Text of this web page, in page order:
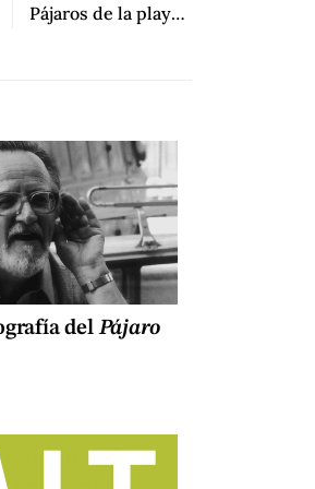
Pájaros de la playa: sobre Sarduy, las formas rotas y nacer en traducción
delPájaro